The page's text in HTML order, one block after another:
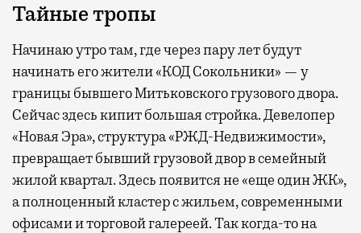
Тайные тропы
Начинаю утро там, где через пару лет будут
начинать его жители «КОД Сокольники» — у
границы бывшего Митьковского грузового двора.
Сейчас здесь кипит большая стройка. Девелопер
«Новая Эра», структура «РЖД-Недвижимости»,
превращает бывший грузовой двор в семейный
жилой квартал. Здесь появится не «еще один ЖК»,
а полноценный кластер с жильем, современными
офисами и торговой галереей. Так когда-то на